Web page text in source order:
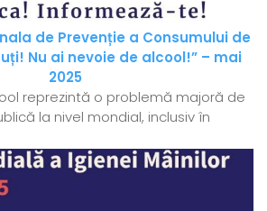
de Prevenție a Consumului de
Nu ai nevoie de alcool!” – mai
2025
reprezintă o problemă majoră de
la nivel mondial, inclusiv în